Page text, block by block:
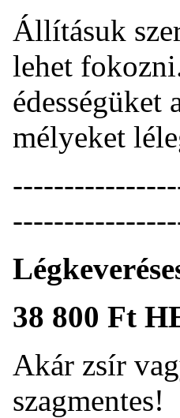
Állításuk
lehet
édességüket
mélyeket
38 800 Ft
Akár zsír
szagmentes!